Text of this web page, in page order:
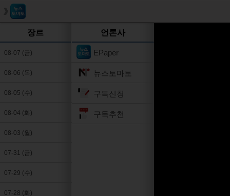
장르
08-07 (금)
08-06 (목)
08-05 (수)
08-04 (화)
08-03 (월)
07-31 (금)
07-29 (수)
07-28 (화)
언론사
EPaper
뉴스토마토
구독신청
구독추천